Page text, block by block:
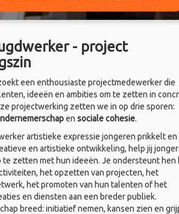
- project
een enthousiaste projectmedewerker die
ideeën en ambities om te zetten in
projectwerking zetten we in op drie sporen:
en sociale cohesie.
artistieke expressie jongeren prikkelt en
en artistieke ontwikkeling, help jij
te zetten met hun ideeën. Je ondersteunt hen
het opzetten van projecten, het
het promoten van hun talenten of het
en diensten aan een breder publiek.
breed: initiatief nemen, kansen zien en